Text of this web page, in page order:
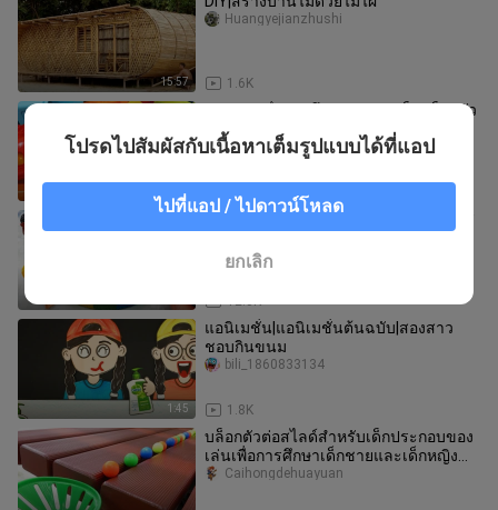
15:57 1.6K
Huangyejianzhushi
ของเล่นเพื่อการศึกษาสำหรับเด็กบล็อกตัว
ต่อทำมือ รางคลื่น รางคดเคี้ยว
30.3K
Caihongdehuayuan
【ดินเหนียว DIY】 ใช้มีดตัดสระว่ายน้ำสี
12.8K
CaihongToyTocToc
1:45
แอนิเมชั่น|แอนิเมชั่นต้นฉบับ|สองสาว
ชอบกินขนม
1.8K
bili_1860833134
บล็อกตัวต่อสไลด์สำหรับเด็กประกอบของ
เล่นเพื่อการศึกษาเด็กชายและเด็กหญิง
อายุ 3-6 ปีลูกบอลติดตาม
Caihongdehuayuan
โปรดไปสัมผัสกับเนื้อหาเต็มรูปแบบได้ที่แอป
ไปที่แอป / ไปดาวน์โหลด
ยกเลิก